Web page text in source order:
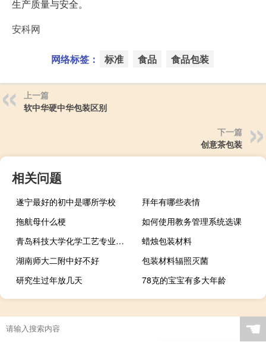
生产质量与安全。
安科网
网络标签： 标准 食品 食品包装
上一篇
软中华硬中华包装区别
下一篇
创意茶包装
相关问题
遂宁最好的初中是哪所学校
拜年有哪些表情
拖航母什么梗
如何使用教务管理系统选课
青岛科技大学化学工艺专业介绍
蜡烛包装材料
湖南师大二附中好不好
包装材料辐照灭菌
研究生过年放几天
78克的宝宝有多大年龄
☚